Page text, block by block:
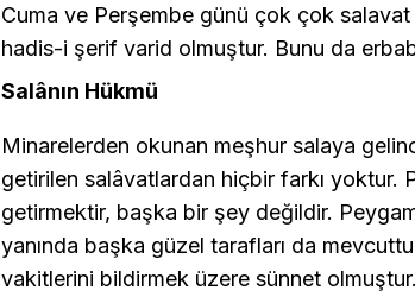
Cuma ve Perşembe günü çok çok
hadis-i şerif varid olmuştur. Bunu da
Salânın Hükmü
Minarelerden okunan meşhur salaya
getirilen salâvatlardan hiçbir farkı yoktur.
getirmektir, başka bir şey değildir.
yanında başka güzel tarafları da
vakitlerini bildirmek üzere sünnet